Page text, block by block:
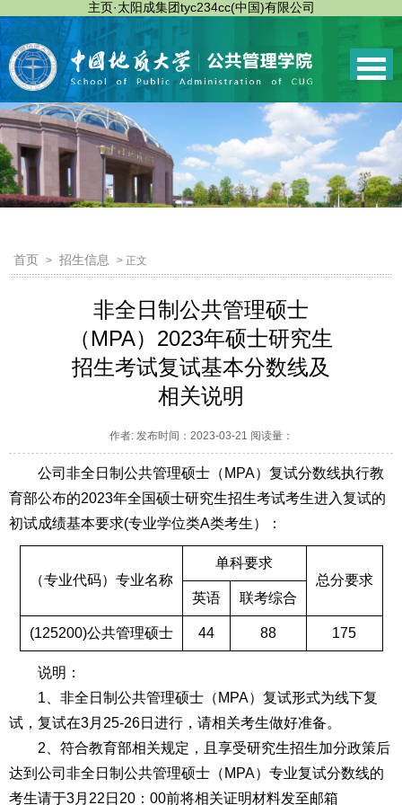
主页·太阳成集团tyc234cc(中国)有限公司
首页 > 招生信息 > 正文
非全日制公共管理硕士
（MPA）2023年硕士研究生
招生考试复试基本分数线及
相关说明
作者: 发布时间：2023-03-21 阅读量：
公司非全日制公共管理硕士（MPA）复试分数线执行教
育部公布的2023年全国硕士研究生招生考试考生进入复试的
初试成绩基本要求(专业学位类A类考生）：
（专业代码）专业名称
单科要求
总分要求
英语
联考综合
(125200)公共管理硕士 44 88 175
说明：
1、非全日制公共管理硕士（MPA）复试形式为线下复
试，复试在3月25-26日进行，请相关考生做好准备。
2、符合教育部相关规定，且享受研究生招生加分政策后
达到公司非全日制公共管理硕士（MPA）专业复试分数线的
考生请于3月22日20：00前将相关证明材料发至邮箱